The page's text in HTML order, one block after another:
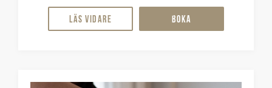
Läs vidare Boka